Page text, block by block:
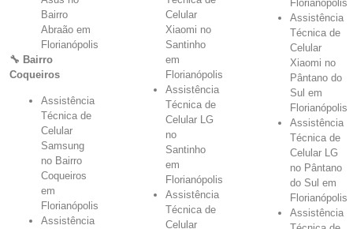
Bairro
Abraão em
Florianópolis
🔧 Bairro
Coqueiros
Assistência
Técnica de
Celular
Samsung
no Bairro
Coqueiros
em
Florianópolis
Assistência
Celular
Xiaomi no
Santinho
em
Florianópolis
Assistência
Técnica de
Celular LG
no
Santinho
em
Florianópolis
Assistência
Técnica de
Celular
Florianópolis
Assistência
Técnica de
Celular
Xiaomi no
Pântano do
Sul em
Florianópolis
Assistência
Técnica de
Celular LG
no Pântano
do Sul em
Florianópolis
Assistência